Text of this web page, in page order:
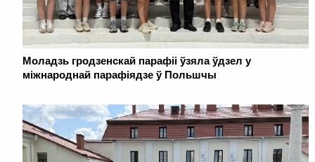
Моладзь гродзенскай парафіі ўзяла ўдзел у
міжнароднай парафіядзе ў Польшчы